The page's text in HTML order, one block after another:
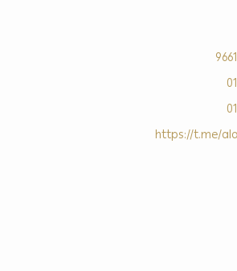
https://t.me/